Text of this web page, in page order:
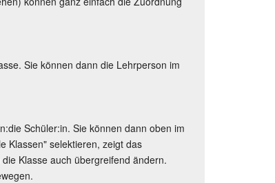
Sie können dann die Lehrperson im
Schüler:in. Sie können dann oben im
Klassen" selektieren, zeigt das
Klasse auch übergreifend ändern.